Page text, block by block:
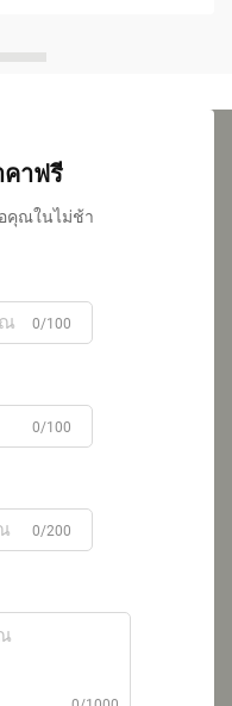
คาฟรี
คุณในไม่ช้า
0/100
0/100
0/200